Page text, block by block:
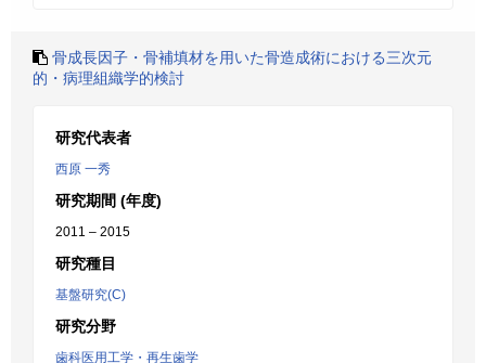
骨成長因子・骨補填材を用いた骨造成術における三次元
的・病理組織学的検討
研究代表者
西原 一秀
研究期間 (年度)
2011 – 2015
研究種目
基盤研究(C)
研究分野
歯科医用工学・再生歯学